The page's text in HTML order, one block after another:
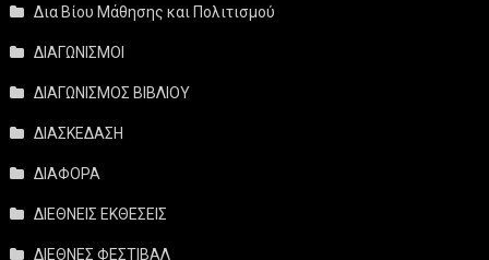
Δια Βίου Μάθησης και Πολιτισμού
ΔΙΑΓΩΝΙΣΜΟΙ
ΔΙΑΓΩΝΙΣΜΟΣ ΒΙΒΛΙΟΥ
ΔΙΑΣΚΕΔΑΣΗ
ΔΙΑΦΟΡΑ
ΔΙΕΘΝΕΙΣ ΕΚΘΕΣΕΙΣ
ΔΙΕΘΝΕΣ ΦΕΣΤΙΒΑΛ